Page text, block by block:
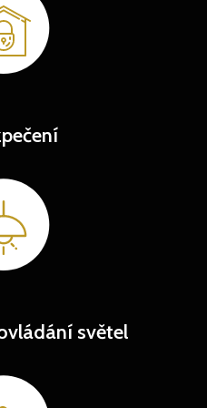
světel